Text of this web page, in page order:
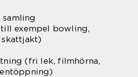
exempel bowling,
skattjakt)
(fri lek, filmhörna,